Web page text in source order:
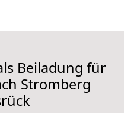
Beiladung für
Stromberg